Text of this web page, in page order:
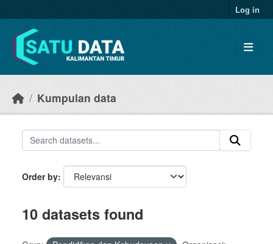
Log in
Kumpulan data
Order by
10 datasets found